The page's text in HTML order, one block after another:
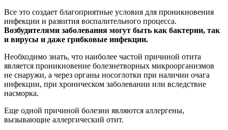
Все это создает благоприятные условия для проникновения
инфекции и развития воспалительного процесса.
Возбудителями заболевания могут быть как бактерии, так
и вирусы и даже грибковые инфекции.
Необходимо знать, что наиболее частой причиной отита
является проникновение болезнетворных микроорганизмов
не снаружи, а через органы носоглотки при наличии очага
инфекции, при хроническом заболевании или вследствие
насморка.
Еще одной причиной болезни являются аллергены,
вызывающие аллергический отит.